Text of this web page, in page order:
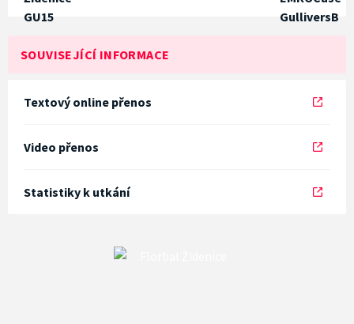
SOUVISEJÍCÍ INFORMACE
Textový online přenos
Video přenos
Statistiky k utkání